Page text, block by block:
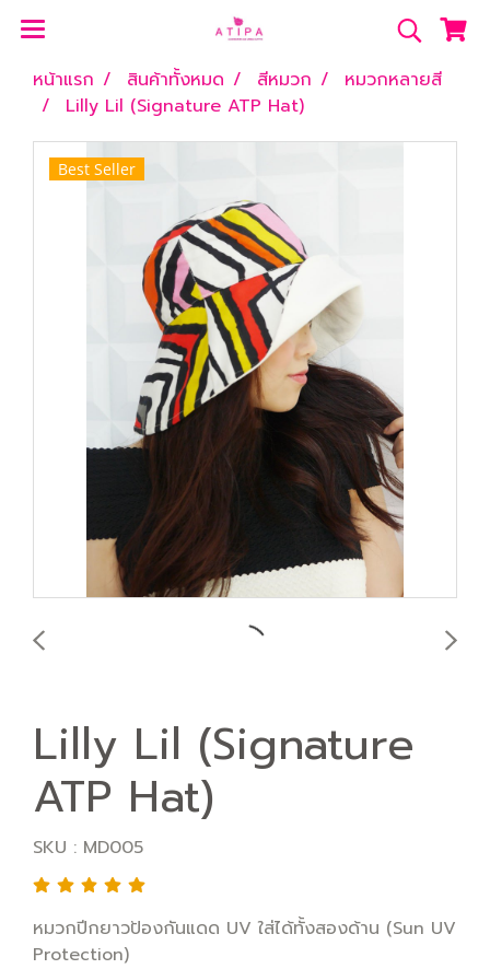
หน้าแรก สินค้าทั้งหมด สีหมวก
หมวกหลายสี
Lilly Lil (Signature ATP Hat)
Best Seller
Lilly Lil (Signature
ATP Hat)
SKU : MD005
หมวกปีกยาวป้องกันแดด UV ใส่ได้ทั้งสองด้าน (Sun UV
Protection)